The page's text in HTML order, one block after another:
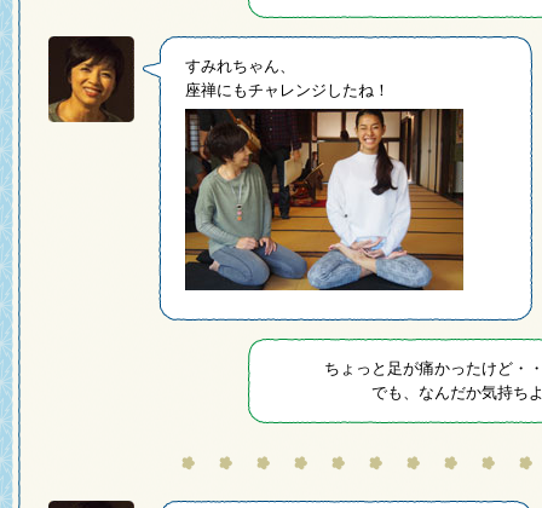
すみれちゃん、
座禅にもチャレンジしたね！
ちょっと足が痛かったけど・
でも、なんだか気持ち